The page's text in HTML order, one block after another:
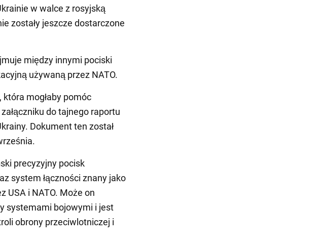
w walce z rosyjską
zostały jeszcze dostarczone
między innymi pociski
używaną przez NATO.
mogłaby pomóc
do tajnego raportu
Dokument ten został
precyzyjny pocisk
system łączności znany jako
USA i NATO. Może on
systemami bojowymi i jest
obrony przeciwlotniczej i